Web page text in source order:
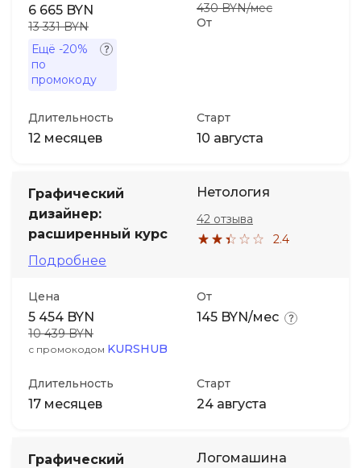
6 665 BYN
13 331 BYN
Ещё -20%
по
промокоду
От
430 BYN/мес
Длительность
12 месяцев
Старт
10 августа
Графический
дизайнер:
расширенный курс
Подробнее
Нетология
2.4
42 отзыва
Цена
5 454 BYN
10 439 BYN
с промокодом KURSHUB
От
145 BYN/мес
Длительность
17 месяцев
Старт
24 августа
Графический
Логомашина